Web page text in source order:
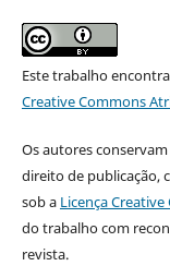
Este trabalho
Creative Commons
Os autores
direito de publicação,
sob a Licença
do trabalho com
revista.